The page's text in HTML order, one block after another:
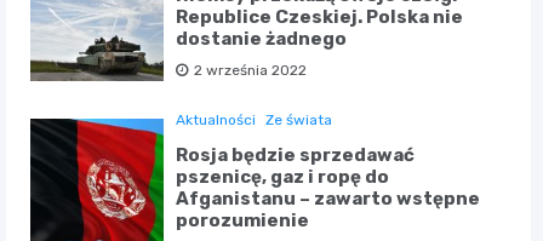
Republice Czeskiej. Polska nie
dostanie żadnego
2 września 2022
Aktualności Ze świata
Rosja będzie sprzedawać
pszenicę, gaz i ropę do
Afganistanu – zawarto wstępne
porozumienie